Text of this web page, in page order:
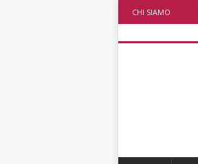
CHI SIAMO